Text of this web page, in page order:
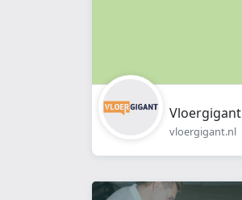
Vloergigant
vloergigant.nl